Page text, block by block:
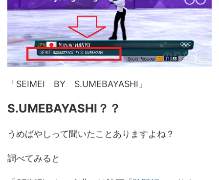
「SEIMEI BY S.UMEBAYASHI」
S.UMEBAYASHI？？
うめばやしって聞いたことありますよね？
調べてみると